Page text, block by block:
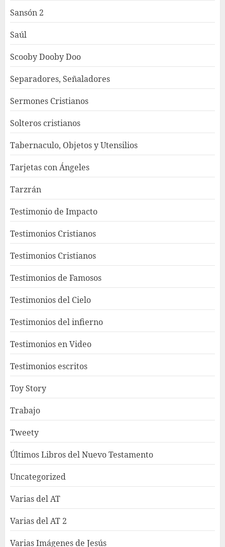
Sansón 2
Saúl
Scooby Dooby Doo
Separadores, Señaladores
Sermones Cristianos
Solteros cristianos
Tabernaculo, Objetos y Utensilios
Tarjetas con Ángeles
Tarzrán
Testimonio de Impacto
Testimonios Cristianos
Testimonios Cristianos
Testimonios de Famosos
Testimonios del Cielo
Testimonios del infierno
Testimonios en Video
Testimonios escritos
Toy Story
Trabajo
Tweety
Últimos Libros del Nuevo Testamento
Uncategorized
Varias del AT
Varias del AT 2
Varias Imágenes de Jesús